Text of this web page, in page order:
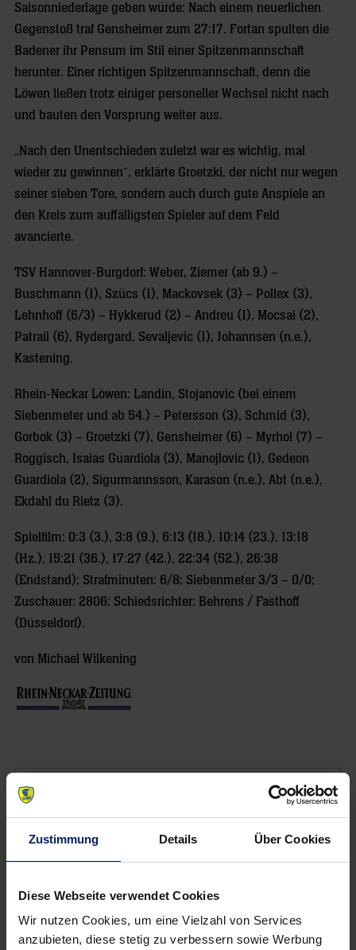
Zustimmung Details Über Cookies
Diese Webseite verwendet Cookies
Wir nutzen Cookies, um eine Vielzahl von Services
anzubieten, diese stetig zu verbessern sowie Werbung
Saisonniederlage geben würde: Nach einem neuerlichen
Gegenstoß traf Gensheimer zum 27:17. Fortan spulten die
Badener ihr Pensum im Stil einer Spitzenmannschaft
herunter. Einer richtigen Spitzenmannschaft, denn die
Löwen ließen trotz einiger personeller Wechsel nicht nach
und bauten den Vorsprung weiter aus.
„Nach den Unentschieden zuletzt war es wichtig, mal
wieder zu gewinnen“, erklärte Groetzki, der nicht nur wegen
seiner sieben Tore, sondern auch durch gute Anspiele an
den Kreis zum auffälligsten Spieler auf dem Feld
avancierte.
TSV Hannover-Burgdorf: Weber, Ziemer (ab 9.) –
Buschmann (1), Szücs (1), Mackovsek (3) – Pollex (3),
Lehnhoff (6/3) – Hykkerud (2) – Andreu (1), Mocsai (2),
Patrail (6), Rydergard, Sevaljevic (1), Johannsen (n.e.),
Kastening.
Rhein-Neckar Löwen: Landin, Stojanovic (bei einem
Siebenmeter und ab 54.) – Petersson (3), Schmid (3),
Gorbok (3) – Groetzki (7), Gensheimer (6) – Myrhol (7) –
Roggisch, Isaias Guardiola (3), Manojlovic (1), Gedeon
Guardiola (2), Sigurmannsson, Karason (n.e.), Abt (n.e.),
Ekdahl du Rietz (3).
Spielfilm: 0:3 (3.), 3:8 (9.), 6:13 (18.), 10:14 (23.), 13:18
(Hz.), 15:21 (36.), 17:27 (42.), 22:34 (52.), 26:38
(Endstand); Strafminuten: 6/8; Siebenmeter 3/3 – 0/0;
Zuschauer: 2806; Schiedsrichter: Behrens / Fasthoff
(Düsseldorf).
von Michael Wilkening
NEWSLETTER